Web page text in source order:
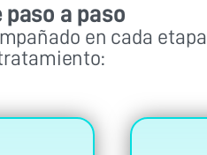
a paso
en cada